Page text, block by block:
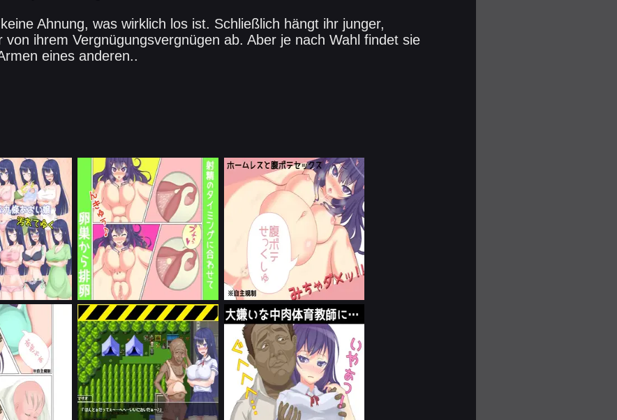
Ahnung, was wirklich los ist. Schließlich hängt ihr junger,
von ihrem Vergnügungsvergnügen ab. Aber je nach Wahl findet sie
eines anderen..